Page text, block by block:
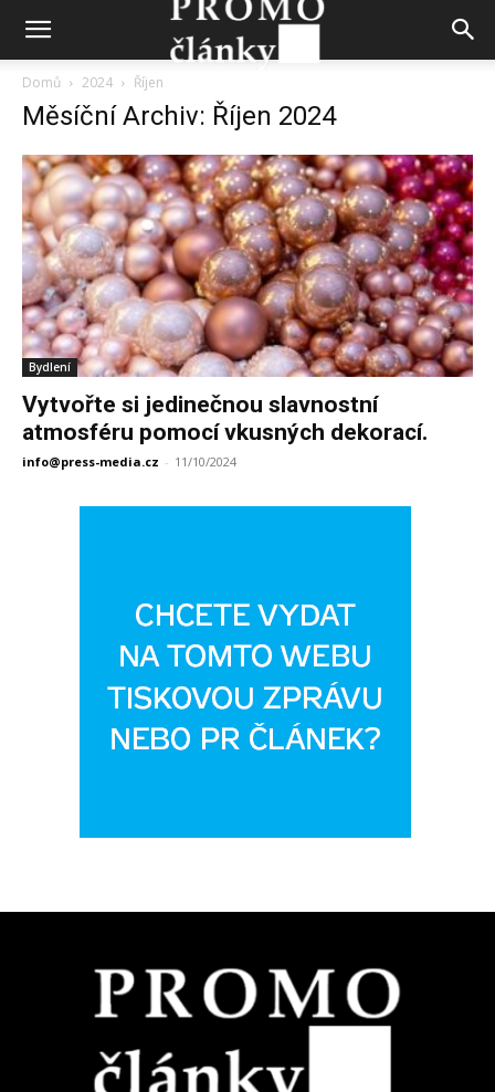
Domů 2024 Říjen
Měsíční Archiv: Říjen 2024
Bydlení
Vytvořte si jedinečnou slavnostní
atmosféru pomocí vkusných dekorací.
info@press-media.cz - 11/10/2024